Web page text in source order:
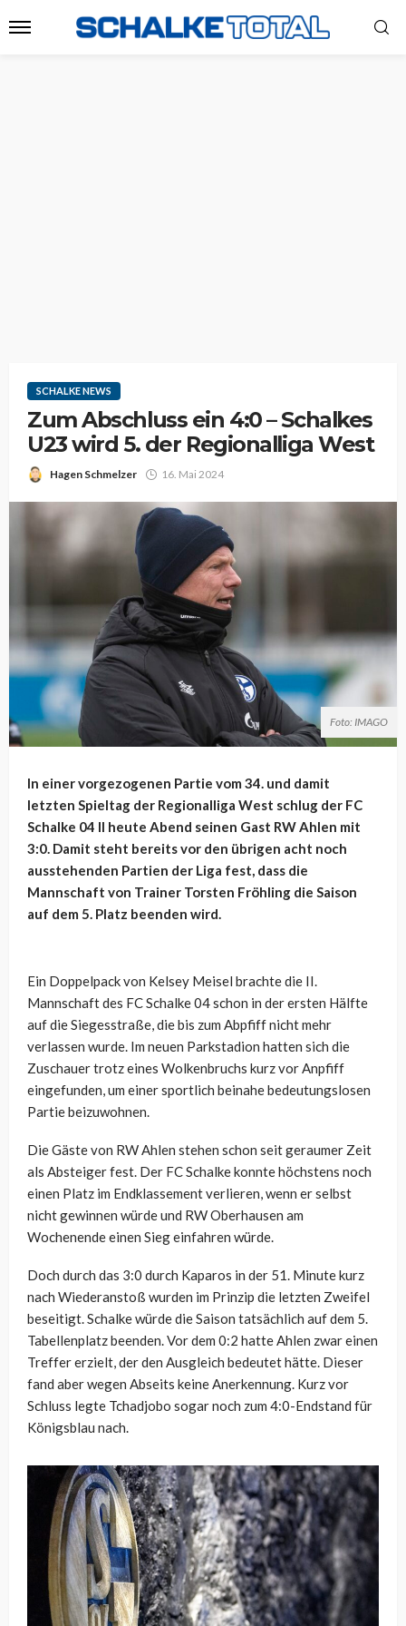
SCHALKE NEWS
Zum Abschluss ein 4:0 – Schalkes
U23 wird 5. der Regionalliga West
Hagen Schmelzer 16. Mai 2024
Foto: IMAGO
In einer vorgezogenen Partie vom 34. und damit
letzten Spieltag der Regionalliga West schlug der FC
Schalke 04 II heute Abend seinen Gast RW Ahlen mit
3:0. Damit steht bereits vor den übrigen acht noch
ausstehenden Partien der Liga fest, dass die
Mannschaft von Trainer Torsten Fröhling die Saison
auf dem 5. Platz beenden wird.
Ein Doppelpack von Kelsey Meisel brachte die II.
Mannschaft des FC Schalke 04 schon in der ersten Hälfte
auf die Siegesstraße, die bis zum Abpfiff nicht mehr
verlassen wurde. Im neuen Parkstadion hatten sich die
Zuschauer trotz eines Wolkenbruchs kurz vor Anpfiff
eingefunden, um einer sportlich beinahe bedeutungslosen
Partie beizuwohnen.
Die Gäste von RW Ahlen stehen schon seit geraumer Zeit
als Absteiger fest. Der FC Schalke konnte höchstens noch
einen Platz im Endklassement verlieren, wenn er selbst
nicht gewinnen würde und RW Oberhausen am
Wochenende einen Sieg einfahren würde.
Doch durch das 3:0 durch Kaparos in der 51. Minute kurz
nach Wiederanstoß wurden im Prinzip die letzten Zweifel
beseitigt. Schalke würde die Saison tatsächlich auf dem 5.
Tabellenplatz beenden. Vor dem 0:2 hatte Ahlen zwar einen
Treffer erzielt, der den Ausgleich bedeutet hätte. Dieser
fand aber wegen Abseits keine Anerkennung. Kurz vor
Schluss legte Tchadjobo sogar noch zum 4:0-Endstand für
Königsblau nach.